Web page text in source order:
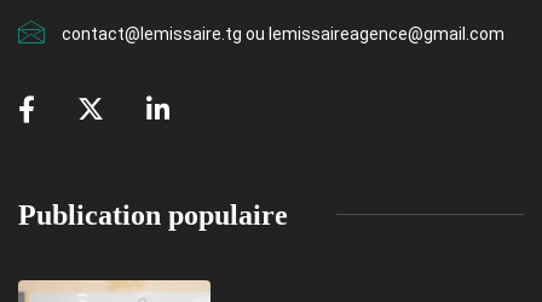
contact@lemissaire.tg ou lemissaireagence@gmail.com
Publication populaire